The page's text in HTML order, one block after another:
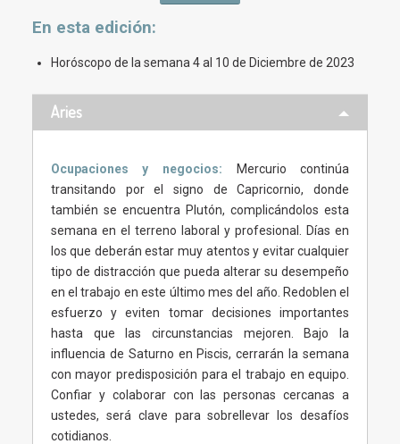
En esta edición:
Horóscopo de la semana 4 al 10 de Diciembre de 2023
Aries
Ocupaciones y negocios: Mercurio continúa
transitando por el signo de Capricornio, donde
también se encuentra Plutón, complicándolos esta
semana en el terreno laboral y profesional. Días en
los que deberán estar muy atentos y evitar cualquier
tipo de distracción que pueda alterar su desempeño
en el trabajo en este último mes del año. Redoblen el
esfuerzo y eviten tomar decisiones importantes
hasta que las circunstancias mejoren. Bajo la
influencia de Saturno en Piscis, cerrarán la semana
con mayor predisposición para el trabajo en equipo.
Confiar y colaborar con las personas cercanas a
ustedes, será clave para sobrellevar los desafíos
cotidianos.